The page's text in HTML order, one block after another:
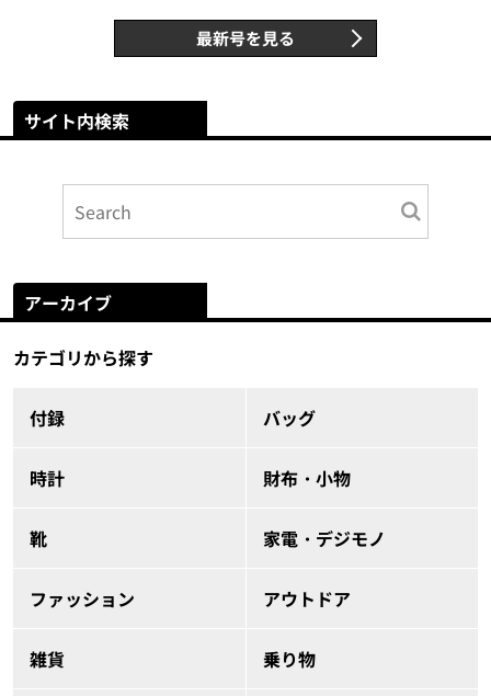
最新号を見る
サイト内検索
アーカイブ
カテゴリから探す
付録 バッグ
時計 財布・小物
靴 家電・デジモノ
ファッション アウトドア
雑貨 乗り物